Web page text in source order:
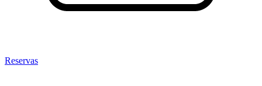
Reservas